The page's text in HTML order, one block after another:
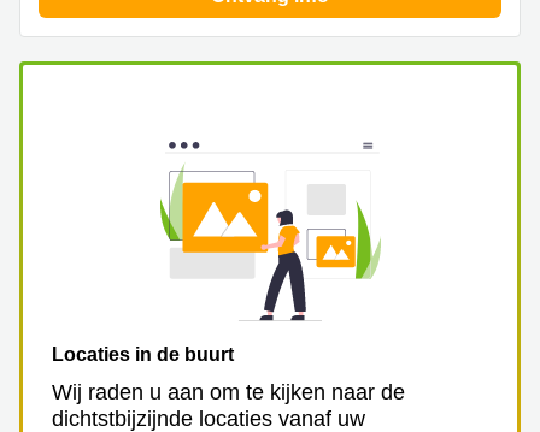
Arnhem
Kantoorruimte
Kantoor
Hengelo
Locaties in de buurt
Wij raden u aan om te kijken naar de
dichtstbijzijnde locaties vanaf uw